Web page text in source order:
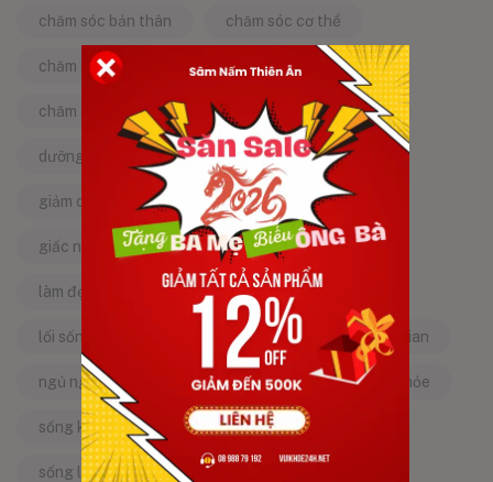
chăm sóc bản thân chăm sóc cơ thể
chăm sóc da chăm sóc sức khỏe
chăm sóc sức khỏe tự nhiên chống lão hóa
dưỡng da tự nhiên dưỡng sinh
giảm căng thẳng giảm stress
giấc ngủ ngon kinh nghiệm dân gian
làm đẹp từ bên trong làm đẹp tự nhiên
lối sống lành mạnh mật ong mẹo dân gian
ngủ ngon năng lượng tích cực sống khỏe
sống khỏe mỗi ngày sống khỏe đẹp
sống lành mạnh sống tích cực